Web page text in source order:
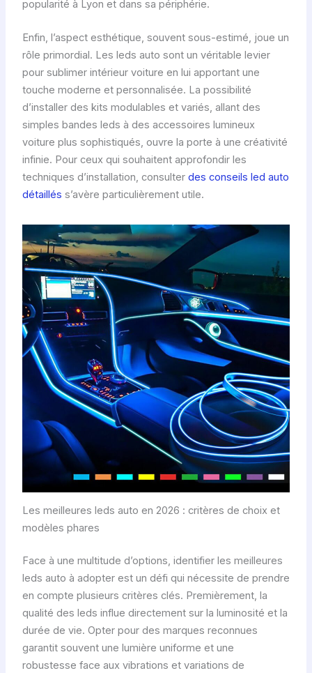
popularité à Lyon et dans sa périphérie.
Enfin, l’aspect esthétique, souvent sous-estimé, joue un
rôle primordial. Les leds auto sont un véritable levier
pour sublimer intérieur voiture en lui apportant une
touche moderne et personnalisée. La possibilité
d’installer des kits modulables et variés, allant des
simples bandes leds à des accessoires lumineux
voiture plus sophistiqués, ouvre la porte à une créativité
infinie. Pour ceux qui souhaitent approfondir les
techniques d’installation, consulter des conseils led auto
détaillés s’avère particulièrement utile.
Les meilleures leds auto en 2026 : critères de choix et
modèles phares
Face à une multitude d’options, identifier les meilleures
leds auto à adopter est un défi qui nécessite de prendre
en compte plusieurs critères clés. Premièrement, la
qualité des leds influe directement sur la luminosité et la
durée de vie. Opter pour des marques reconnues
garantit souvent une lumière uniforme et une
robustesse face aux vibrations et variations de